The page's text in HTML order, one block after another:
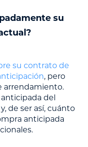
su
su contrato de
, pero
arrendamiento.
del
de ser así, cuánto
anticipada